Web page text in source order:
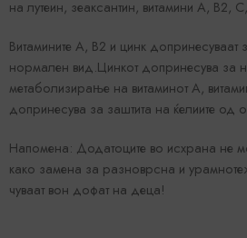
на лутеин, зеаксантин, витамини А, B2,
Витамините А, B2 и цинк
нормален вид.Цинкот допринесува за
метаболизирање на витаминот А,
допринесува за заштита на ќелиите од
Напомена: Додатоците во исхрана не
како замена за разноврсна и
чуваат вон дофат на деца!